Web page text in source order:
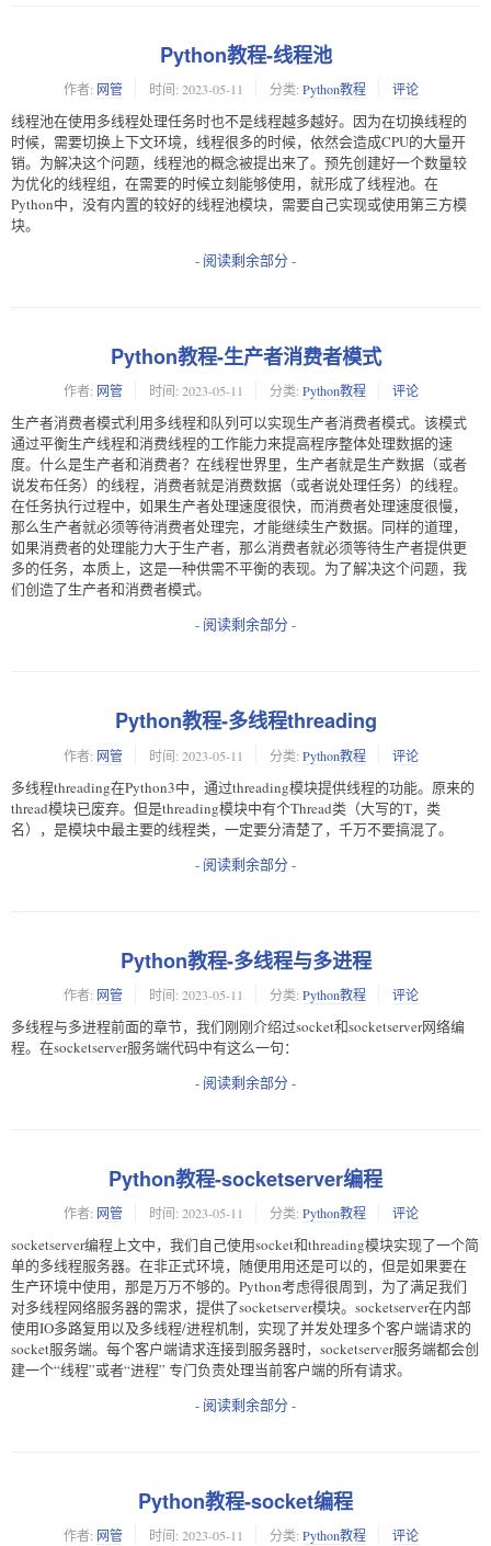
Python教程-线程池
作者: 网管 时间: 2023-05-11 分类: Python教程 评论
线程池在使用多线程处理任务时也不是线程越多越好。因为在切换线程的
时候，需要切换上下文环境，线程很多的时候，依然会造成CPU的大量开
销。为解决这个问题，线程池的概念被提出来了。预先创建好一个数量较
为优化的线程组，在需要的时候立刻能够使用，就形成了线程池。在
Python中，没有内置的较好的线程池模块，需要自己实现或使用第三方模
块。
- 阅读剩余部分 -
Python教程-生产者消费者模式
作者: 网管 时间: 2023-05-11 分类: Python教程 评论
生产者消费者模式利用多线程和队列可以实现生产者消费者模式。该模式
通过平衡生产线程和消费线程的工作能力来提高程序整体处理数据的速
度。什么是生产者和消费者？在线程世界里，生产者就是生产数据（或者
说发布任务）的线程，消费者就是消费数据（或者说处理任务）的线程。
在任务执行过程中，如果生产者处理速度很快，而消费者处理速度很慢，
那么生产者就必须等待消费者处理完，才能继续生产数据。同样的道理，
如果消费者的处理能力大于生产者，那么消费者就必须等待生产者提供更
多的任务，本质上，这是一种供需不平衡的表现。为了解决这个问题，我
们创造了生产者和消费者模式。
- 阅读剩余部分 -
Python教程-多线程threading
作者: 网管 时间: 2023-05-11 分类: Python教程 评论
多线程threading在Python3中，通过threading模块提供线程的功能。原来的
thread模块已废弃。但是threading模块中有个Thread类（大写的T，类
名），是模块中最主要的线程类，一定要分清楚了，千万不要搞混了。
- 阅读剩余部分 -
Python教程-多线程与多进程
作者: 网管 时间: 2023-05-11 分类: Python教程 评论
多线程与多进程前面的章节，我们刚刚介绍过socket和socketserver网络编
程。在socketserver服务端代码中有这么一句：
- 阅读剩余部分 -
Python教程-socketserver编程
作者: 网管 时间: 2023-05-11 分类: Python教程 评论
socketserver编程上文中，我们自己使用socket和threading模块实现了一个简
单的多线程服务器。在非正式环境，随便用用还是可以的，但是如果要在
生产环境中使用，那是万万不够的。Python考虑得很周到，为了满足我们
对多线程网络服务器的需求，提供了socketserver模块。socketserver在内部
使用IO多路复用以及多线程/进程机制，实现了并发处理多个客户端请求的
socket服务端。每个客户端请求连接到服务器时，socketserver服务端都会创
建一个“线程”或者“进程” 专门负责处理当前客户端的所有请求。
- 阅读剩余部分 -
Python教程-socket编程
作者: 网管 时间: 2023-05-11 分类: Python教程 评论